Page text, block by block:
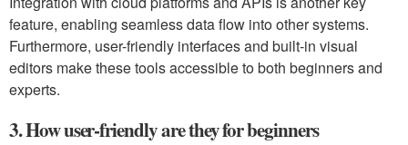
feature, enabling seamless data flow into other systems.
Furthermore, user-friendly interfaces and built-in visual
editors make these tools accessible to both beginners and
experts.
3. How user-friendly are they for beginners